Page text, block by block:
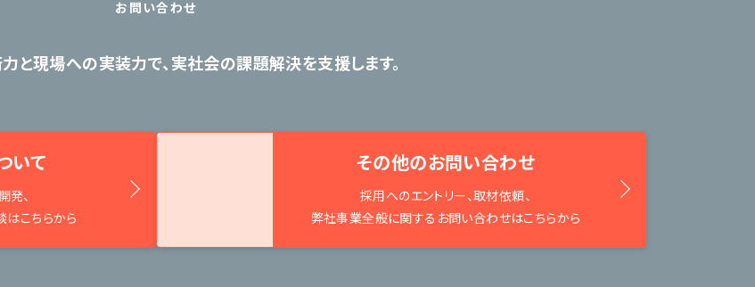
お問い合わせ
と現場への実装力で、 実社会の課題解決を支援します。
いて
発、
はこちらから
その他のお問い合わせ
採用へのエントリー、取材依頼、
弊社事業全般に関するお問い合わせはこちらから